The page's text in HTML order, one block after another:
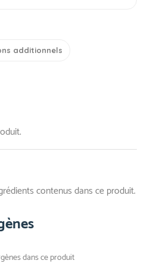
additionnels
contenus dans ce produit.
dans ce produit